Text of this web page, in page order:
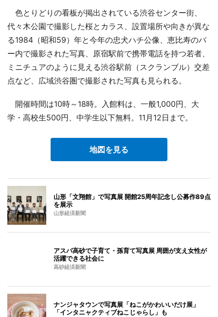
色とりどりの看板が掲出されている渋谷センター街、
代々木公園で撮影した桜とカラス、設置場所や向きが異な
る1984（昭和59）年と今年の忠犬ハチ公像、恵比寿のバ
ー内で撮影された写真、原宿駅前で携帯電話を持つ若者、
ミニチュアのように見える渋谷駅前（スクランブル）交差
点など、広域渋谷圏で撮影された写真も見られる。
開催時間は10時～18時。入館料は、一般1,000円、大
学・高校生500円、中学生以下無料。11月12日まで。
地図を見る
山形「文翔館」で写真展 開館25周年記念し公募作89点
を展示
山形経済新聞
アスパ高砂で子育て・孫育て写真展 周囲が支え女性が
活躍できる社会に
高砂経済新聞
ナンジャタウンで写真展「ねこがかわいいだけ展」
「インタニャクティブねこじゃらし」も